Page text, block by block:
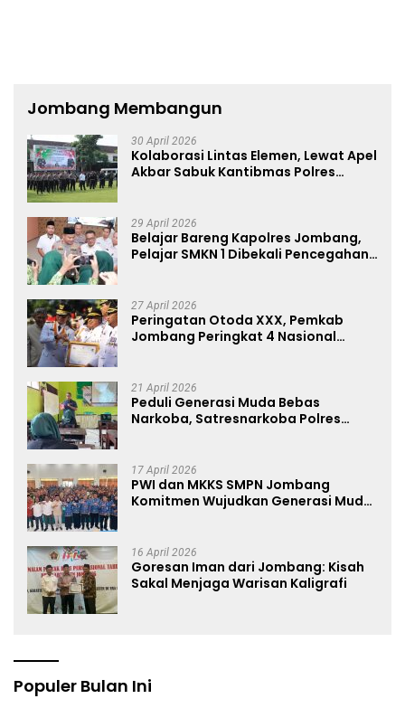
Jombang Membangun
30 April 2026
Kolaborasi Lintas Elemen, Lewat Apel
Akbar Sabuk Kantibmas Polres
29 April 2026
Belajar Bareng Kapolres Jombang,
Pelajar SMKN 1 Dibekali Pencegahan
27 April 2026
Peringatan Otoda XXX, Pemkab
Jombang Peringkat 4 Nasional
21 April 2026
Peduli Generasi Muda Bebas
Narkoba, Satresnarkoba Polres
17 April 2026
PWI dan MKKS SMPN Jombang
Komitmen Wujudkan Generasi Muda
16 April 2026
Goresan Iman dari Jombang: Kisah
Sakal Menjaga Warisan Kaligrafi
Populer Bulan Ini